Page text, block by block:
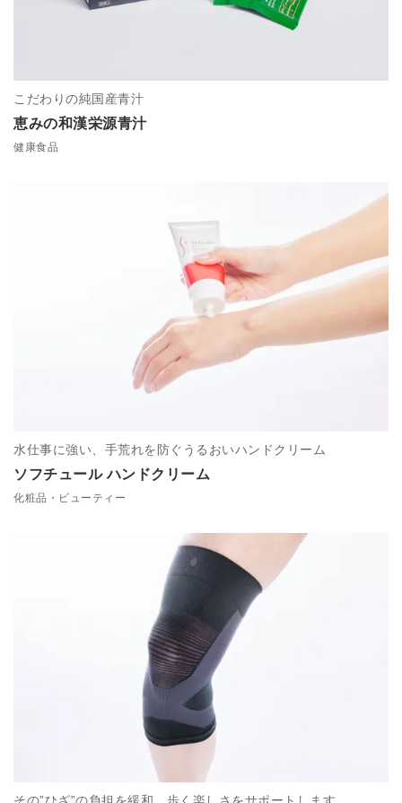
恵みの和漢栄源青汁
こだわりの純国産青汁
健康食品
ソフチュール ハンドクリーム
水仕事に強い、手荒れを防ぐうるおいハンドクリーム
化粧品・ビューティー